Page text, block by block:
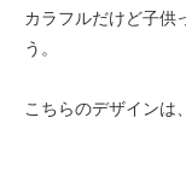
カラフルだけど子供
う。
こちらのデザインは